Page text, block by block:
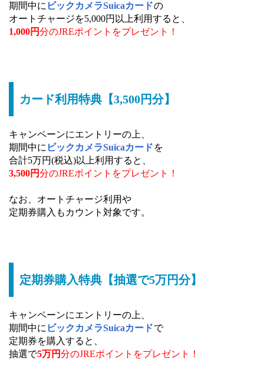
期間中に ビックカメラSuicaカードの
オートチャージを5,000円以上利用すると、
1,000円分のJREポイントをプレゼント！
カード利用特典【3,500円分】
キャンペーンにエントリーの上、
期間中に ビックカメラSuicaカード を
合計5万円(税込)以上利用すると、
3,500円分のJREポイントをプレゼント！
なお、オートチャージ利用や
定期券購入もカウント対象です。
定期券購入特典【抽選で5万円分】
キャンペーンにエントリーの上、
期間中に ビックカメラSuicaカードで
定期券を購入すると、
抽選で5万円分のJREポイントをプレゼント！